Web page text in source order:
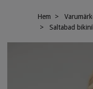
Hem
Saltabad